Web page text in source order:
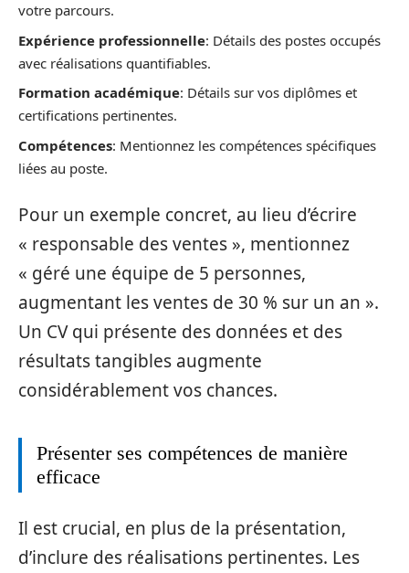
votre parcours.
Expérience professionnelle: Détails des postes occupés
avec réalisations quantifiables.
Formation académique: Détails sur vos diplômes et
certifications pertinentes.
Compétences: Mentionnez les compétences spécifiques
liées au poste.
Pour un exemple concret, au lieu d’écrire
« responsable des ventes », mentionnez
« géré une équipe de 5 personnes,
augmentant les ventes de 30 % sur un an ».
Un CV qui présente des données et des
résultats tangibles augmente
considérablement vos chances.
Présenter ses compétences de manière
efficace
Il est crucial, en plus de la présentation,
d’inclure des réalisations pertinentes. Les